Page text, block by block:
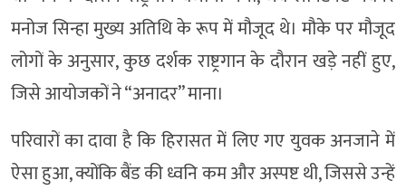
मनोज सिन्हा मुख्य अतिथि के रूप में मौजूद थे। मौके पर मौजूद
लोगों के अनुसार, कुछ दर्शक राष्ट्रगान के दौरान खड़े नहीं हुए,
जिसे आयोजकों ने “अनादर” माना।
परिवारों का दावा है कि हिरासत में लिए गए युवक अनजाने में
ऐसा हुआ, क्योंकि बैंड की ध्वनि कम और अस्पष्ट थी, जिससे उन्हें